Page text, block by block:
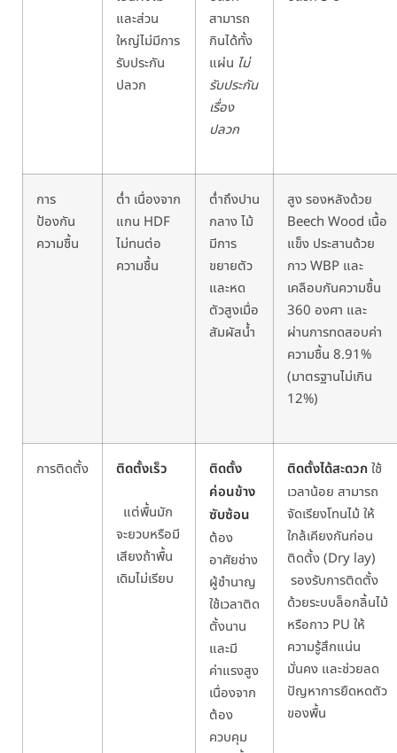
และส่วน
ใหญ่ไม่มีการ
รับประกัน
ปลวก
สามารถ
กินได้ทั้ง
แผ่น ไม่
รับประกัน
เรื่อง
ปลวก
การ
ป้องกัน
ความชื้น
ต่ำ เนื่องจาก
แกน HDF
ไม่ทนต่อ
ความชื้น
ต่ำถึงปาน
กลาง ไม้
มีการ
ขยายตัว
และหด
ตัวสูงเมื่อ
สัมผัสน้ำ
สูง รองหลังด้วย
Beech Wood เนื้อ
แข็ง ประสานด้วย
กาว WBP และ
เคลือบกันความชื้น
360 องศา และ
ผ่านการทดสอบค่า
ความชื้น 8.91%
(มาตรฐานไม่เกิน
12%)
การติดตั้ง ติดตั้งเร็ว
แต่พื้นมัก
จะยวบหรือมี
เสียงถ้าพื้น
เดิมไม่เรียบ
ติดตั้ง
ค่อนข้าง
ซับซ้อน
ต้อง
อาศัยช่าง
ผู้ชำนาญ
ใช้เวลาติด
ตั้งนาน
และมี
ค่าแรงสูง
เนื่องจาก
ต้อง
ควบคุม
ติดตั้งได้สะดวก ใช้
เวลาน้อย สามารถ
จัดเรียงโทนไม้ ให้
ใกล้เคียงกันก่อน
ติดตั้ง (Dry lay)
รองรับการติดตั้ง
ด้วยระบบล็อกลิ้นไม้
หรือกาว PU ให้
ความรู้สึกแน่น
มั่นคง และช่วยลด
ปัญหาการยืดหดตัว
ของพื้น